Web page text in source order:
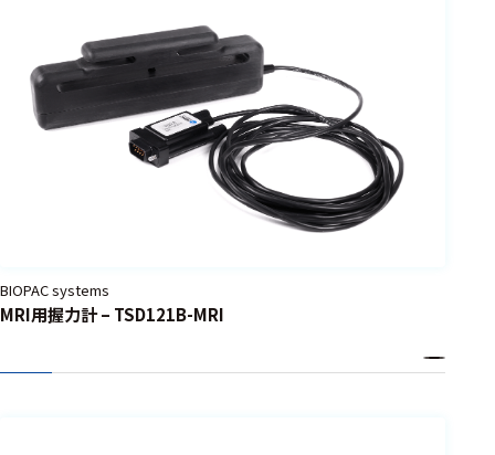
BIOPAC systems
MRI用握力計 – TSD121B-MRI